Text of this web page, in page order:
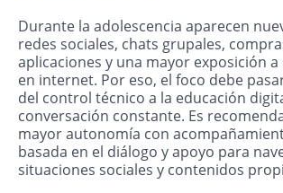
Durante la adolescencia aparecen
redes sociales, chats grupales,
aplicaciones y una mayor exposición
en internet. Por eso, el foco debe
del control técnico a la educación
conversación constante. Es
mayor autonomía con
basada en el diálogo y apoyo para
situaciones sociales y contenidos